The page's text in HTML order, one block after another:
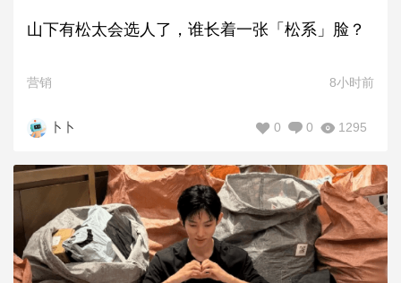
山下有松太会选人了，谁长着一张「松系」脸？
营销 8小时前
卜卜 1295
0
0